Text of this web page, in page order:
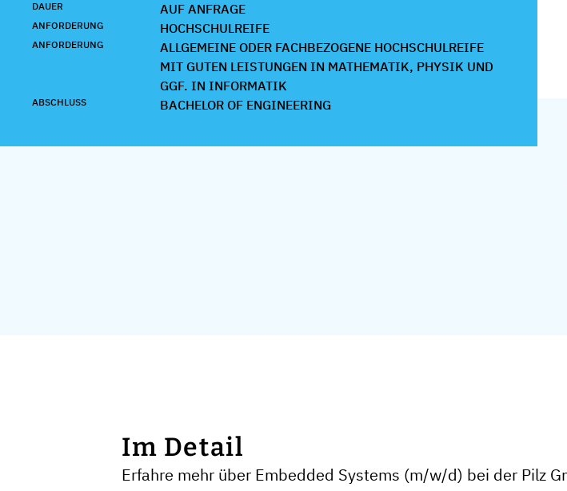
DAUER AUF ANFRAGE
ANFORDERUNG HOCHSCHULREIFE
ANFORDERUNG
ALLGEMEINE ODER FACHBEZOGENE HOCHSCHULREIFE
MIT GUTEN LEISTUNGEN IN MATHEMATIK, PHYSIK UND
GGF. IN INFORMATIK
ABSCHLUSS BACHELOR OF ENGINEERING
Im Detail
Erfahre mehr über Embedded Systems (m/w/d) bei der Pilz